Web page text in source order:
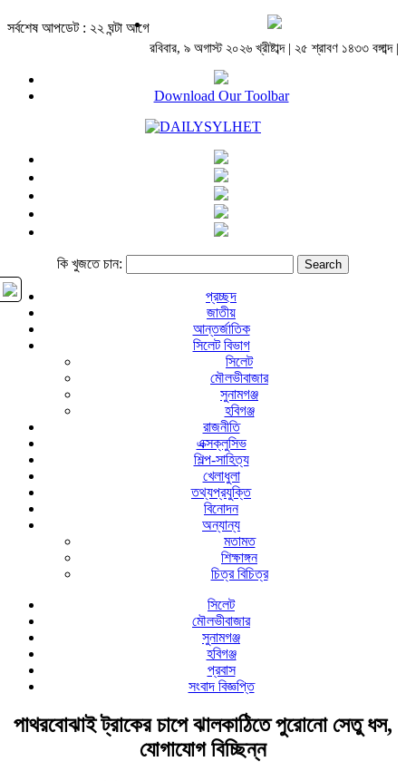
সর্বশেষ আপডেট : ২২ ঘন্টা আগে
রবিবার, ৯ অগাস্ট ২০২৬ খ্রীষ্টাব্দ | ২৫ শ্রাবণ ১৪৩৩ বঙ্গাব্দ |
Download Our Toolbar
কি খুজতে চান:
প্রচ্ছদ
জাতীয়
আন্তর্জাতিক
সিলেট বিভাগ
সিলেট
মৌলভীবাজার
সুনামগঞ্জ
হবিগঞ্জ
রাজনীতি
এক্সক্লুসিভ
শিল্প-সাহিত্য
খেলাধুলা
তথ্যপ্রযুক্তি
বিনোদন
অন্যান্য
মতামত
শিক্ষাঙ্গন
চিত্র বিচিত্র
সিলেট
মৌলভীবাজার
সুনামগঞ্জ
হবিগঞ্জ
প্রবাস
সংবাদ বিজ্ঞপ্তি
পাথরবোঝাই ট্রাকের চাপে ঝালকাঠিতে পুরোনো সেতু ধস,
যোগাযোগ বিচ্ছিন্ন